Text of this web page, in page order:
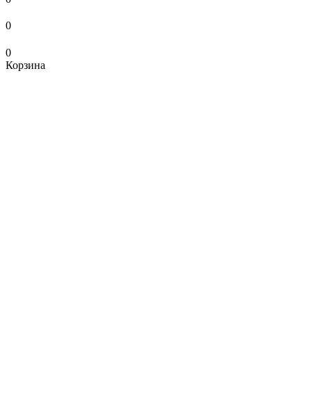
0
0
Корзина